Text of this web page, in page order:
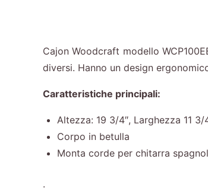
Cajon Woodcraft modello
diversi. Hanno un design
Caratteristiche principali:
Altezza: 19 3/4″, Larghezza 11
Corpo in betulla
Monta corde per chitarra
.